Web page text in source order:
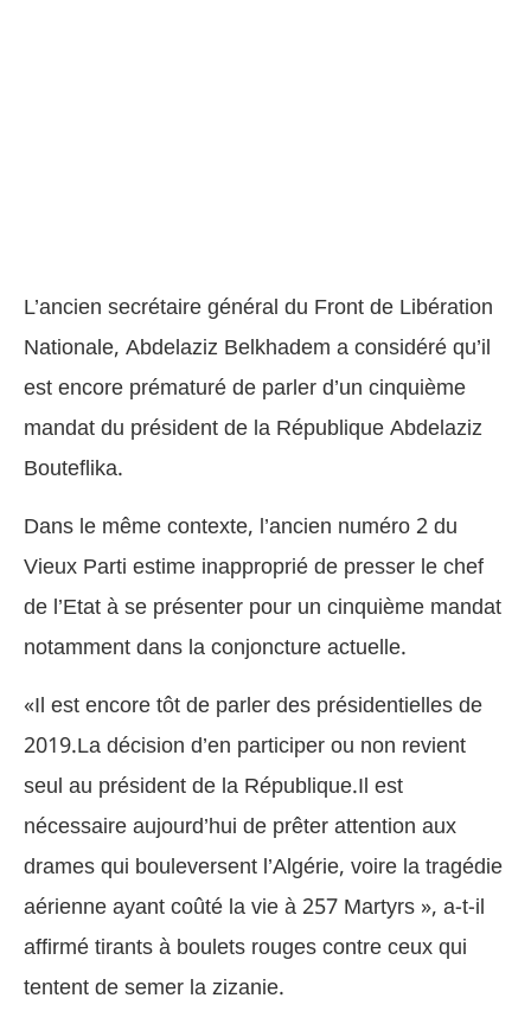
L’ancien secrétaire général du Front de Libération
Nationale, Abdelaziz Belkhadem a considéré qu’il
est encore prématuré de parler d’un cinquième
mandat du président de la République Abdelaziz
Bouteflika.
Dans le même contexte, l’ancien numéro 2 du
Vieux Parti estime inapproprié de presser le chef
de l’Etat à se présenter pour un cinquième mandat
notamment dans la conjoncture actuelle.
«Il est encore tôt de parler des présidentielles de
2019.La décision d’en participer ou non revient
seul au président de la République.Il est
nécessaire aujourd’hui de prêter attention aux
drames qui bouleversent l’Algérie, voire la tragédie
aérienne ayant coûté la vie à 257 Martyrs », a-t-il
affirmé tirants à boulets rouges contre ceux qui
tentent de semer la zizanie.